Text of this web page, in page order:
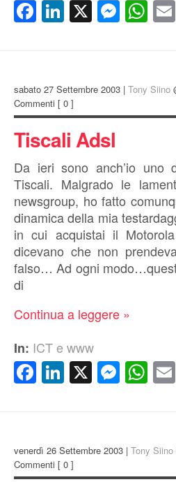
Facebook
LinkedIn
X
sabato 27 Settembre 2003 | Tony Siino
Commenti [ 0 ]
Tiscali Adsl
Da ieri sono anch’io uno
Tiscali. Malgrado le
newsgroup, ho fatto
dinamica della mia
in cui acquistai il
dicevano che non
falso… Ad ogni
di
Continua a leggere »
In: ICT e www
Facebook
LinkedIn
X
venerdì 26 Settembre 2003 | Tony Siino
Commenti [ 0 ]